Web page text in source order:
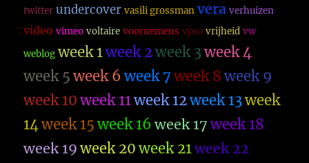
twitter undercover vasili grossman vera verhuizen
video vimeo voltaire voornemens vpro vrijheid vw
weblog week 1week 2week 3 week 4
week 5 week 6 week 7 week 8 week 9
week 10 week 11week 12week 13week
14week 15 week 16 week 17 week 18
week 19 week 20 week 21week 22